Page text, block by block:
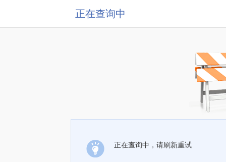
正在查询中
正在查询中，请刷新重试